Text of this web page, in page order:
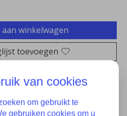
winkelwagen
toevoegen
van cookies
om gebruikt te
gebruiken cookies om u